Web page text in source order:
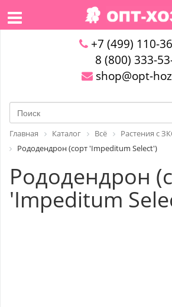
+7 (499) 110-
8 (800) 333-
shop@opt-
Главная Каталог Всё
Растения с
Рододендрон (сорт 'Impeditum Select')
Рододендрон
'Impeditum